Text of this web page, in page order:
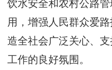
饮水安全和农村公路
用，增强人民群众爱
造全社会广泛关心、
工作的良好氛围。